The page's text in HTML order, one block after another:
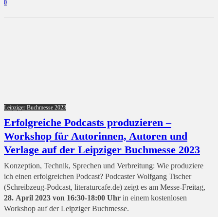
0
Leipziger Buchmesse 2023
Erfolgreiche Podcasts produzieren –
Workshop für Autorinnen, Autoren und
Verlage auf der Leipziger Buchmesse 2023
Konzeption, Technik, Sprechen und Verbreitung: Wie produziere
ich einen erfolgreichen Podcast? Podcaster Wolfgang Tischer
(Schreibzeug-Podcast, literaturcafe.de) zeigt es am Messe-Freitag,
28. April 2023 von 16:30-18:00 Uhr in einem kostenlosen
Workshop auf der Leipziger Buchmesse.